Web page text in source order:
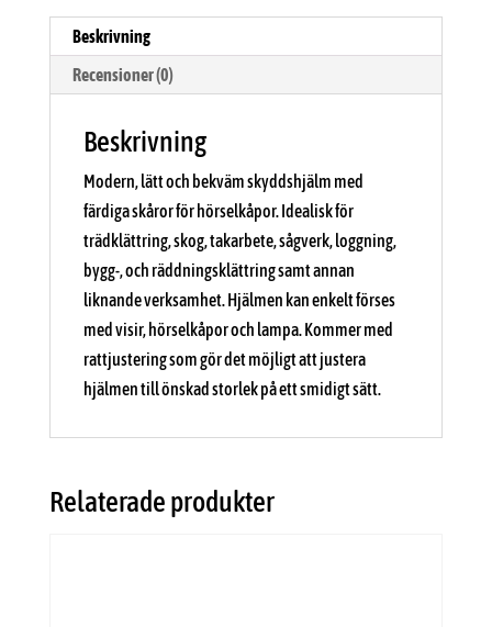
Beskrivning
Recensioner (0)
Beskrivning
Modern, lätt och bekväm skyddshjälm med
färdiga skåror för hörselkåpor. Idealisk för
trädklättring, skog, takarbete, sågverk, loggning,
bygg-, och räddningsklättring samt annan
liknande verksamhet. Hjälmen kan enkelt förses
med visir, hörselkåpor och lampa. Kommer med
rattjustering som gör det möjligt att justera
hjälmen till önskad storlek på ett smidigt sätt.
Relaterade produkter